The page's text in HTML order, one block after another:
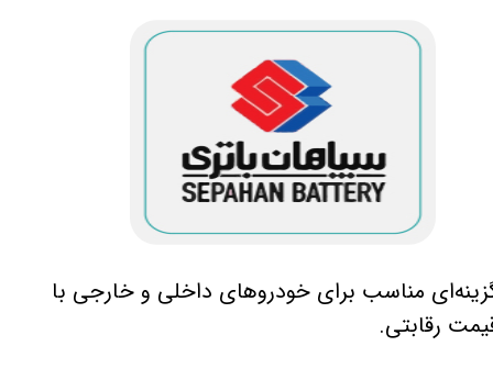
مناسب برای خودروهای داخلی و خارجی با
رقابتی.